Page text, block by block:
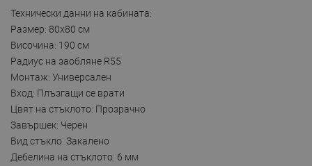
Технически данни на кабината:
Размер: 80x80 см
Височина: 190 см
Радиус на заобляне R55
Монтаж: Универсален
Вход: Плъзгащи се врати
Цвят на стъклото: Прозрачно
Завършек: Черен
Вид стъкло: Закалено
Дебелина на стъклото: 6 мм